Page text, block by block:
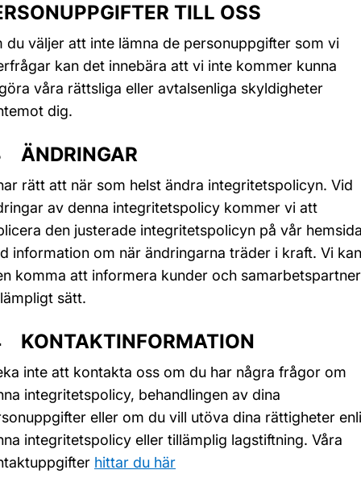
TILL OSS
du väljer att inte lämna de personuppgifter som vi
kan det innebära att vi inte kommer kunna
våra rättsliga eller avtalsenliga skyldigheter
dig.
ÄNDRINGAR
rätt att när som helst ändra integritetspolicyn. Vid
av denna integritetspolicy kommer vi att
den justerade integritetspolicyn på vår
information om när ändringarna träder i kraft. Vi kan
komma att informera kunder och
sätt.
KONTAKTINFORMATION
inte att kontakta oss om du har några frågor om
integritetspolicy, behandlingen av dina
eller om du vill utöva dina rättigheter
integritetspolicy eller tillämplig lagstiftning. Våra
hittar du här